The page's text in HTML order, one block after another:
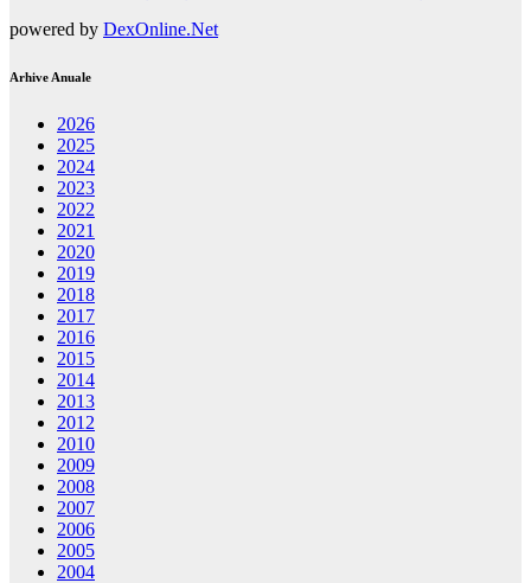
powered by DexOnline.Net
Arhive Anuale
2026
2025
2024
2023
2022
2021
2020
2019
2018
2017
2016
2015
2014
2013
2012
2010
2009
2008
2007
2006
2005
2004